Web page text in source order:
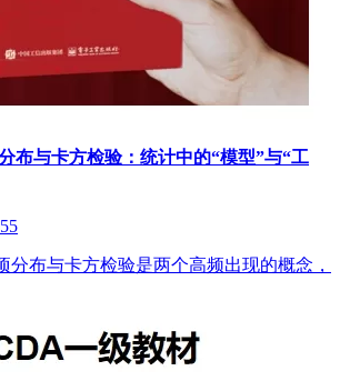
布与卡方检验：统计中的“模型”与“工
分布与卡方检验是两个高频出现的概念，